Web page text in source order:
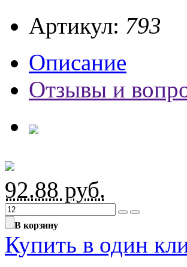
Артикул: 793
Описание
Отзывы и
92.88 руб.
В корзину
Купить в один